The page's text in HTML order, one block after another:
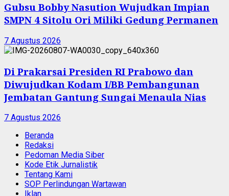
Gubsu Bobby Nasution Wujudkan Impian
SMPN 4 Sitolu Ori Miliki Gedung Permanen
7 Agustus 2026
Di Prakarsai Presiden RI Prabowo dan
Diwujudkan Kodam I/BB Pembangunan
Jembatan Gantung Sungai Menaula Nias
7 Agustus 2026
Beranda
Redaksi
Pedoman Media Siber
Kode Etik Jurnalistik
Tentang Kami
SOP Perlindungan Wartawan
Iklan